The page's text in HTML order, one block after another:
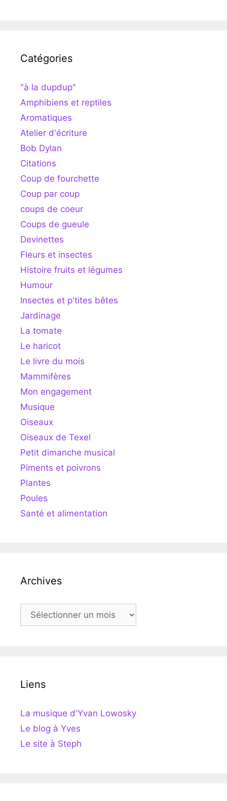
Catégories
"à la dupdup"
Amphibiens et reptiles
Aromatiques
Atelier d'écriture
Bob Dylan
Citations
Coup de fourchette
Coup par coup
coups de coeur
Coups de gueule
Devinettes
Fleurs et insectes
Histoire fruits et légumes
Humour
Insectes et p'tites bêtes
Jardinage
La tomate
Le haricot
Le livre du mois
Mammifères
Mon engagement
Musique
Oiseaux
Oiseaux de Texel
Petit dimanche musical
Piments et poivrons
Plantes
Poules
Santé et alimentation
Archives
Archives
Liens
La musique d'Yvan Lowosky
Le blog à Yves
Le site à Steph